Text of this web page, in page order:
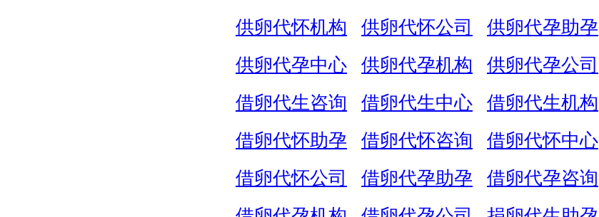
供卵代怀机构
供卵代怀公司 供卵代孕助孕
供卵代孕中心
供卵代孕机构 供卵代孕公司
借卵代生咨询
借卵代生中心 借卵代生机构
借卵代怀助孕
借卵代怀咨询 借卵代怀中心
借卵代怀公司
借卵代孕助孕 借卵代孕咨询